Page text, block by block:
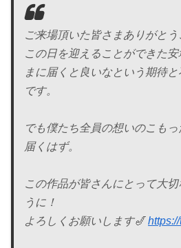
ご来場頂いた皆さまありがと
この日を迎えることができた
まに届くと良いなという期待
です。
でも僕たち全員の想いのこも
届くはず。
この作品が皆さんにとって大
うに！
よろしくお願いします🎷